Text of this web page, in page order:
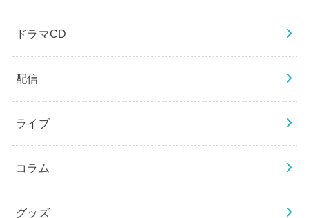
ドラマCD
配信
ライブ
コラム
グッズ